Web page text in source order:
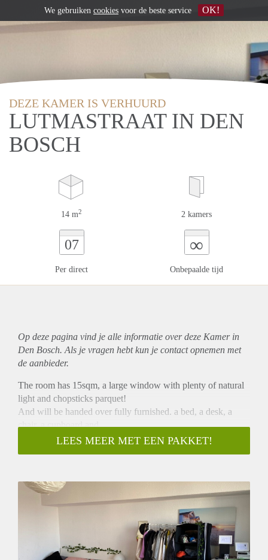
DEZE KAMER IS VERHUURD
LUTMASTRAAT IN DEN
BOSCH
14 m2 2 kamers
07
Per direct
∞
Onbepaalde tijd
Op deze pagina vind je alle informatie over deze Kamer in
Den Bosch. Als je vragen hebt kun je contact opnemen met
de aanbieder.
The room has 15sqm, a large window with plenty of natural
light and chopsticks parquet!
And will be handed over fully furnished. a bed, a desk, a
chair, a cupboard and
two shelves are placed
The cozy kitchen is the center of our flat share. With
and toilet are separate and both have a window.
If you like the apartment and the room and you want this
contact me! A short description of yourself, what you do etc.,
If you have any questions, always bring them with you :
LEES MEER MET EEN PAKKET!
We gebruiken cookies voor de beste service OK!